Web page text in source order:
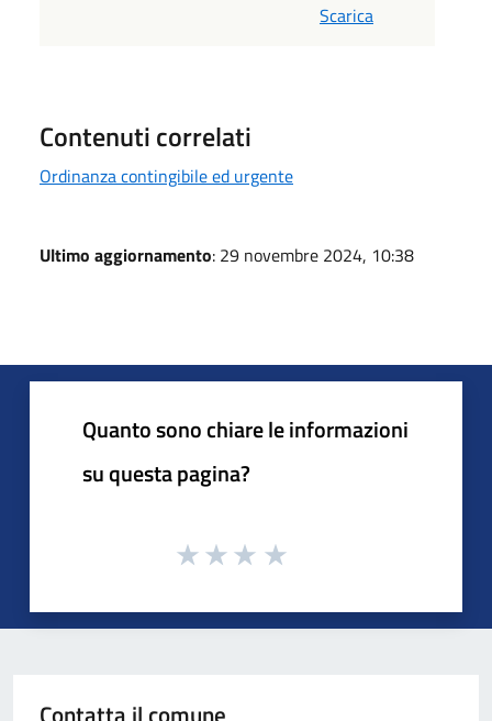
Scarica
Contenuti correlati
Ordinanza contingibile ed urgente
Ultimo aggiornamento: 29 novembre 2024, 10:38
Quanto sono chiare le informazioni
su questa pagina?